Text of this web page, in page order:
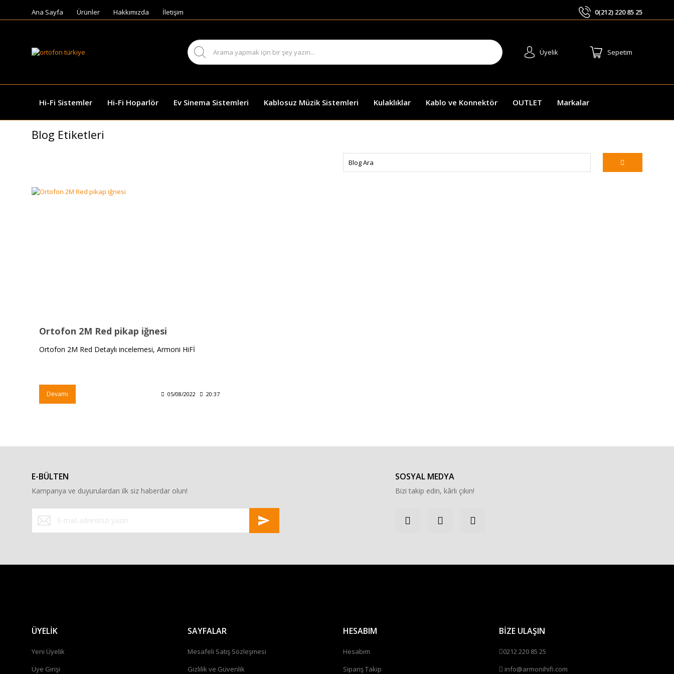
Ana Sayfa Ürünler Hakkımızda İletişim 0(212) 220 85 25
Üyelik Sepetim
Hi-Fi Sistemler Hi-Fi Hoparlör Ev Sinema Sistemleri Kablosuz Müzik Sistemleri Kulaklıklar Kablo ve Konnektör OUTLET Markalar
Blog Etiketleri
Ortofon 2M Red pikap iğnesi
Ortofon 2M Red Detaylı incelemesi, Armoni HiFİ
Devamı 05/08/2022 20:37
E-BÜLTEN
Kampanya ve duyurulardan ilk siz haberdar olun!
SOSYAL MEDYA
Bizi takip edin, kârlı çıkın!
ÜYELİK
Yeni Üyelik
Üye Girişi
SAYFALAR
Mesafeli Satış Sözleşmesi
Gizlilik ve Güvenlik
HESABIM
Hesabım
Sipariş Takip
BİZE ULAŞIN
0212 220 85 25
info@armonihifi.com